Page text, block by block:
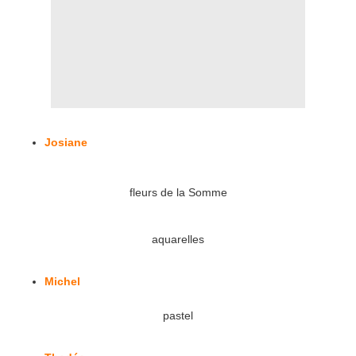
Josiane
fleurs de la Somme
aquarelles
Michel
pastel